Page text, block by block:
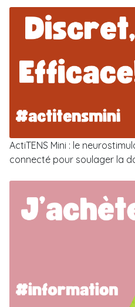
ActiTENS Mini : le
connecté pour soulager la